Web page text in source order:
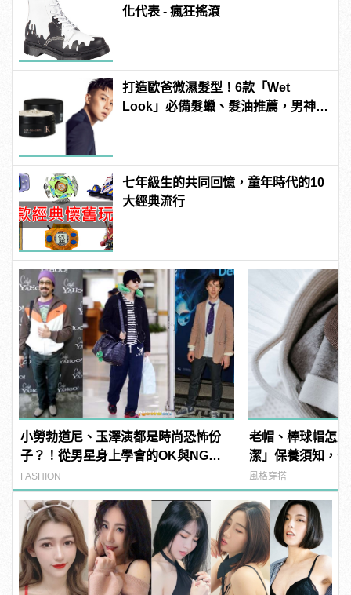
化代表 - 瘋狂搖滾
打造歐爸微濕髮型！6款「Wet
Look」必備髮蠟、髮油推薦，男神
七年級生的共同回憶，童年時代的10
大經典流行
小勞勃道尼、玉澤演都是時尚恐怖份
子？！從男星身上學會的OK與NG穿
搭
FASHION
老帽、棒球帽怎
潔」保養須知，
easy！ |
風格穿搭